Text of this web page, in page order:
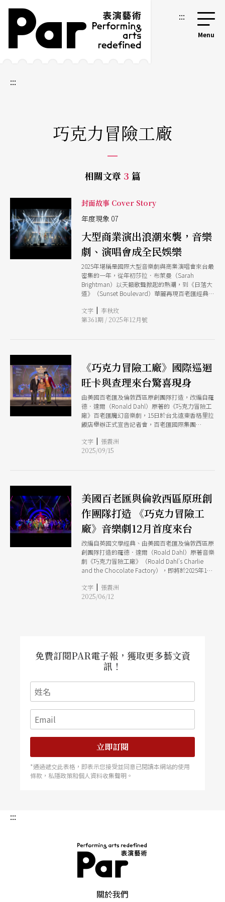
跳到主要內容區塊
網站導覽 :::
:::
巧克力冒險工廠
相關文章 3 篇
封面故事 Cover Story
年度現象 07
大型商業演出浪潮來襲，音樂
劇、演唱會成全民娛樂
2025年堪稱是國際大型音樂劇與商業演唱會來台最
密集的一年，從年初莎拉．布萊曼（Sarah
Brightman）以天籟歌聲掀起的熱潮，到《日落大
道》（Sunset Boulevard）華麗再現百老匯經典，
（Beauty and the Beast）、《鐘樓怪人》（The
Hunchback of Notre Dame）、《交響情人夢》
文字 | 李秋玫
第361期 / 2025年12月號
《巧克力冒險工廠》國際巡迴
旺卡與查理來台驚喜現身
由美國百老匯及倫敦西區原創團隊打造，改編自羅
德．達爾（Ronald Dahl）原著的《巧克力冒險工
廠》百老匯魔幻音樂劇，15日於台北遠東香格里拉
飯店舉辦正式宣告記者會，百老匯國際集團
馬克．羅素（Marc Routh）與兩位主要演員丹尼
爾．普林普頓（Daniel Plimpton，飾威利．旺
展現百老匯演員紮實功力與音樂劇魅力。
文字 | 張震洲
2025/09/15
美國百老匯與倫敦西區原班創
作團隊打造 《巧克力冒險工
廠》音樂劇12月首度來台
改編自英國文學經典、由美國百老匯及倫敦西區原
創團隊打造的羅德．達爾（Roald Dahl）原著音樂
劇《巧克力冒險工廠》（Roald Dahl's Charlie
and the Chocolate Factory），即將於2025年12
球藝術娛樂引進，結合音樂劇與投影科技、魔術幻
象，運用3D視覺、場景變幻、大型木偶與特色沉
文字 | 張震洲
2025/06/12
免費訂閱PAR電子報，獲取更多藝文資
訊！
立即訂閱
*通過遞交此表格，即表示您接受並同意已閱讀本網站的使用
條款，私隱政策和個人資料收集聲明。
:::
關於我們